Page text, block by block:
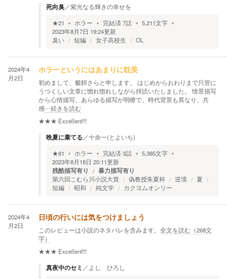
死向臭／紫光なる輝きの幸せを
★21 ホラー 完結済7話 5,211文字
2023年8月7日 19:24更新
臭い
短編 女子高校生 OL
2024年4
月2日
ホラーというにはあまりに耽美
初めまして、貘餌さらと申します。 はじめからおわりまで只管に
うつくしい文章に惚れ惚れしながら拝読いたしました。 情景描写
から心情描写、あらゆる描写が明瞭で、時代背景も異なり、共
感…続きを読む
★★★ Excellent!!!
晩夏に棄てる ／十余一(とよいち)
★81 ホラー 完結済3話 5,385文字
2023年8月18日 20:11更新
残酷描写有り 暴力描写有り
第六回こむら川小説大賞 偽教授朱夏杯 逆境
夏
短編
昭和 純文学 カクヨムオンリー
2024年4
月2日
日頃の行いには気をつけましょう
このレビューは小説のネタバレを含みます。 全文を読む（268文
字）
★★★ Excellent!!!
真夜中のセミ ／ よし ひろし